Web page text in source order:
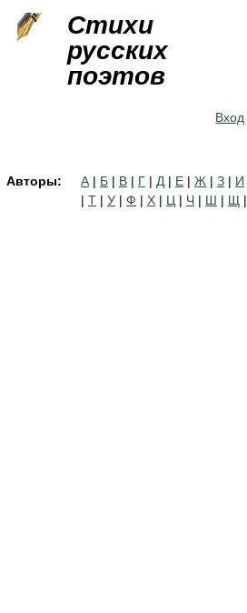
Стихи
русских
поэтов
Вход
Авторы: А | Б | В | Г | Д | Е | Ж | З | И
| Т | У | Ф | Х | Ц | Ч | Ш | Щ |